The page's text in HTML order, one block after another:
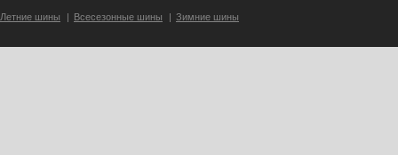
Летние шины | Всесезонные шины | Зимние шины